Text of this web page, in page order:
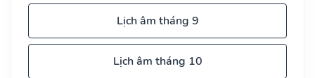
Lịch âm tháng 9
Lịch âm tháng 10